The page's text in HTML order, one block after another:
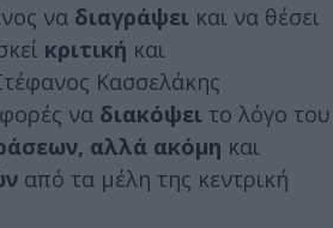
να διαγράψει και να θέσει
κριτική και
Κασσελάκης
να διακόψει το λόγο του
αλλά ακόμη και
από τα μέλη της κεντρική